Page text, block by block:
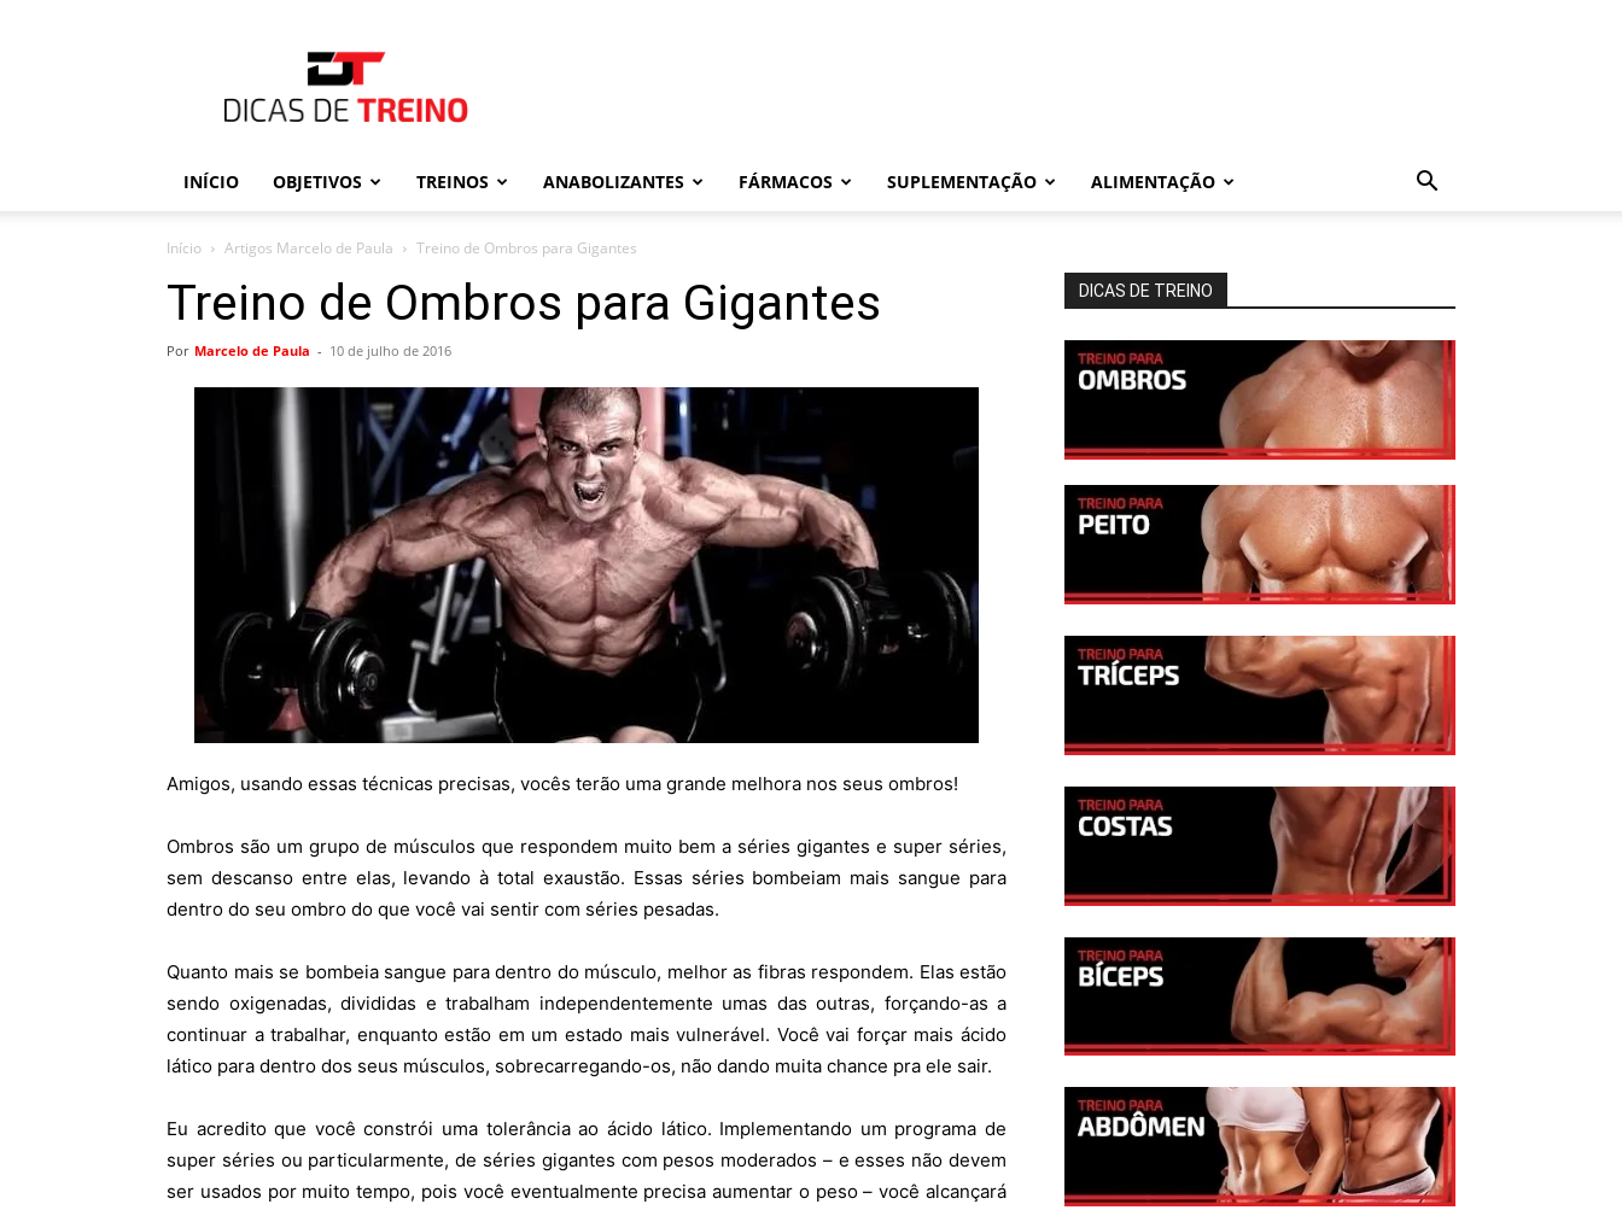
de
Treino
INÍCIO OBJETIVOS TREINOS ANABOLIZANTES FÁRMACOS SUPLEMENTAÇÃO ALIMENTAÇÃO
Início Artigos Marcelo de Paula Treino de Ombros para Gigantes
Treino de Ombros para Gigantes
Por Marcelo de Paula - 10 de julho de 2016
Amigos, usando essas técnicas precisas, vocês terão uma grande melhora nos seus ombros!
Ombros são um grupo de músculos que respondem muito bem a séries gigantes e super séries,
sem descanso entre elas, levando à total exaustão. Essas séries bombeiam mais sangue para
dentro do seu ombro do que você vai sentir com séries pesadas.
Quanto mais se bombeia sangue para dentro do músculo, melhor as fibras respondem. Elas estão
sendo oxigenadas, divididas e trabalham independentemente umas das outras, forçando-as a
continuar a trabalhar, enquanto estão em um estado mais vulnerável. Você vai forçar mais ácido
lático para dentro dos seus músculos, sobrecarregando-os, não dando muita chance pra ele sair.
Eu acredito que você constrói uma tolerância ao ácido lático. Implementando um programa de
super séries ou particularmente, de séries gigantes com pesos moderados – e esses não devem
ser usados por muito tempo, pois você eventualmente precisa aumentar o peso – você alcançará
DICAS DE TREINO